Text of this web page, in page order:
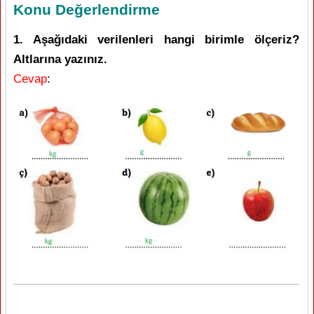
Konu Değerlendirme
1. Aşağıdaki verilenleri hangi birimle ölçeriz?
Altlarına yazınız.
Cevap: